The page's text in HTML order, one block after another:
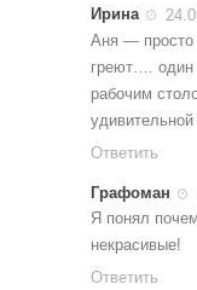
Ирина
Аня — просто
греют…. один
рабочим
Ответить
Графоман
Я понял
некрасивые!
Ответить